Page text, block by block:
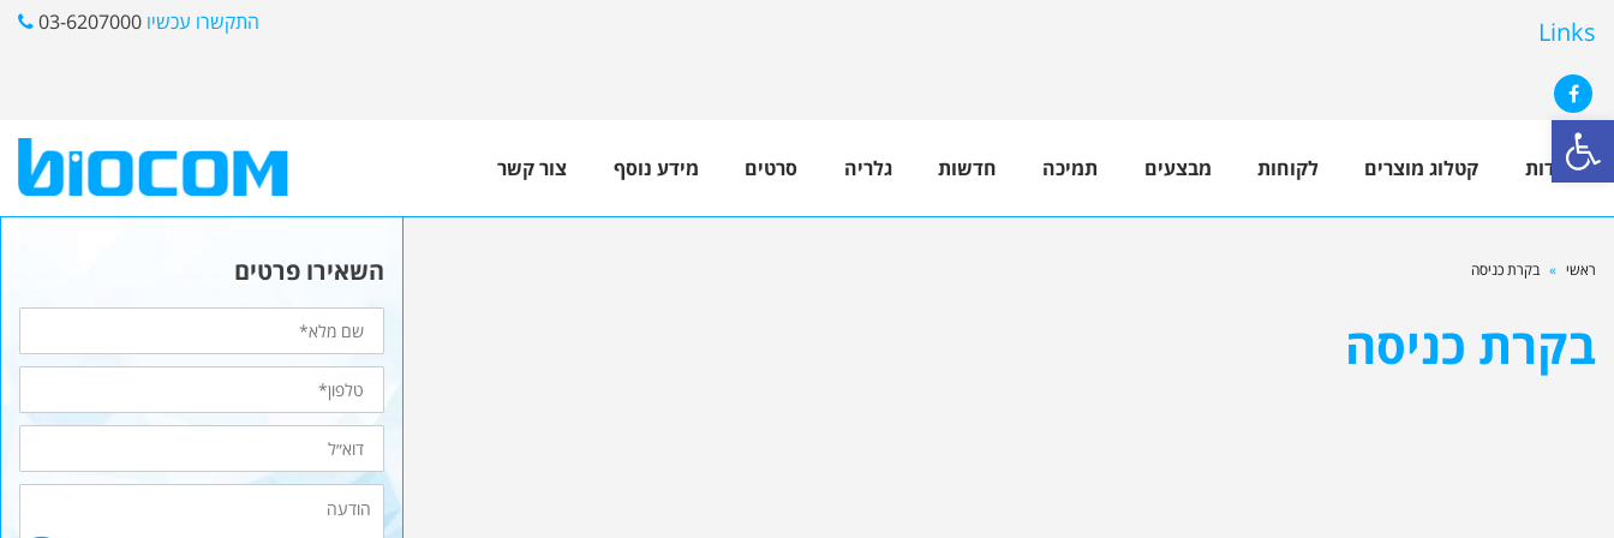
פתח סרגל נגישות
Links
Facebook
התקשרו עכשיו 03-6207000
אודות קטלוג מוצרים לקוחות מבצעים תמיכה חדשות גלריה סרטים מידע נוסף צור קשר
ראשי » בקרת כניסה
בקרת כניסה
השאירו פרטים
שם
מלא
טלפון*
דוא״ל
הודעה